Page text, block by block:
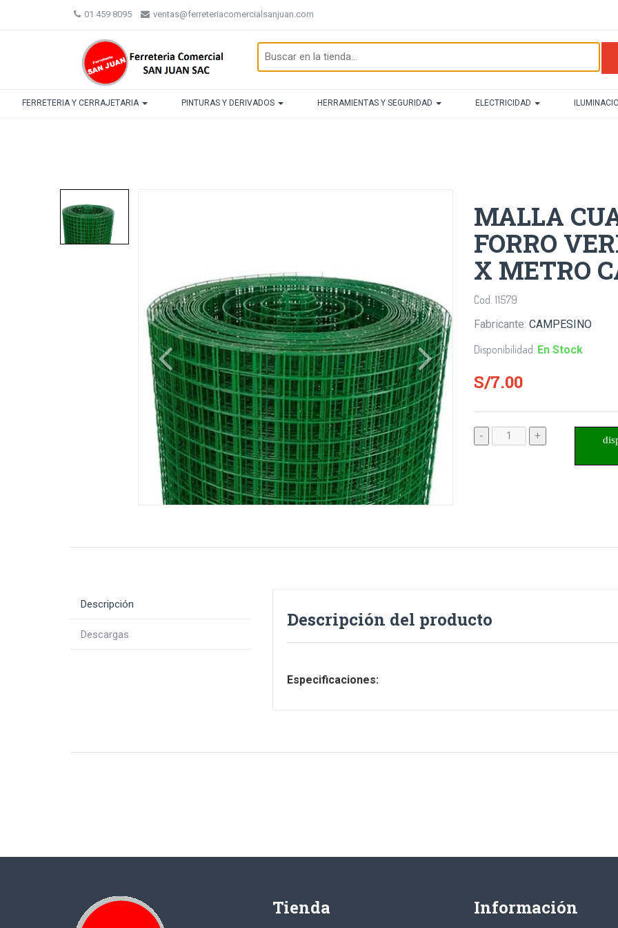
01 459 8095 ventas@ferreteriacomercialsanjuan.com
FERRETERIA Y CERRAJETARIA PINTURAS Y DERIVADOS HERRAMIENTAS Y SEGURIDAD ELECTRICIDAD
MALLA
FORRO
X METRO
Cod. 11579
Fabricante: CAMPESINO
Disponibilidad: En Stock
S/7.00
- +
Descripción
Descargas
Descripción del producto
Especificaciones:
Tienda Información